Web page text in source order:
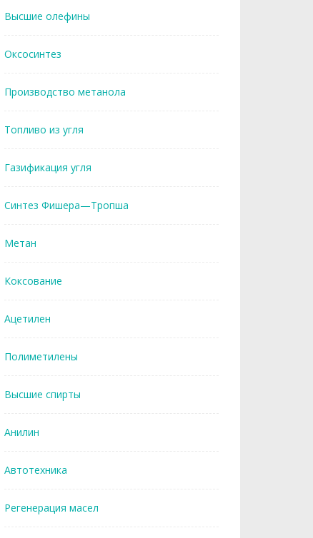
Высшие олефины
Оксосинтез
Производство метанола
Топливо из угля
Газификация угля
Синтез Фишера—Тропша
Метан
Коксование
Ацетилен
Полиметилены
Высшие спирты
Анилин
Автотехника
Регенерация масел